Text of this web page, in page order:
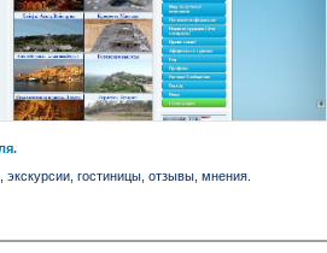
гостиницы, отзывы, мнения.